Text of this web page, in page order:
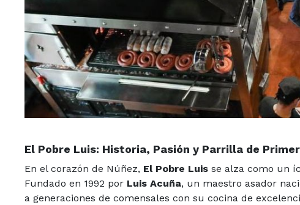
El Pobre Luis: Historia, Pasión y Parrilla de
En el corazón de Núñez, El Pobre Luis se alza como un
Fundado en 1992 por Luis Acuña, un maestro asador
a generaciones de comensales con su cocina de